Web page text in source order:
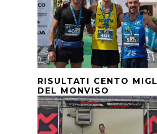
RISULTATI CENTO
DEL MONVISO